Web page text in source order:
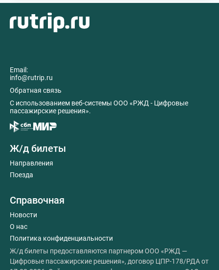
Email:
info@rutrip.ru
Обратная связь
C использованием веб-системы ООО «РЖД - Цифровые
пассажирские решения».
Ж/д билеты
Направления
Поезда
Справочная
Новости
О нас
Политика конфиденциальности
Ж/д билеты предоставляются партнером ООО «РЖД —
Цифровые пассажирские решения», договор ЦПР-178/РДА от